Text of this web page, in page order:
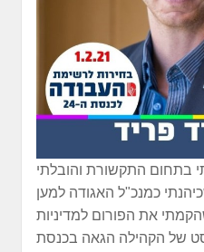
בתחום התקשורת והובלתי
כמנכ"ל האגודה למען
את הפורום למדיניות
של הקהילה הגאה בכנסת